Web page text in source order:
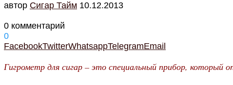
автор Cигар Тайм 10.12.2013
0 комментарий
0
FacebookTwitterWhatsappTelegramEmail
Гигрометр для сигар – это специальный прибор, который